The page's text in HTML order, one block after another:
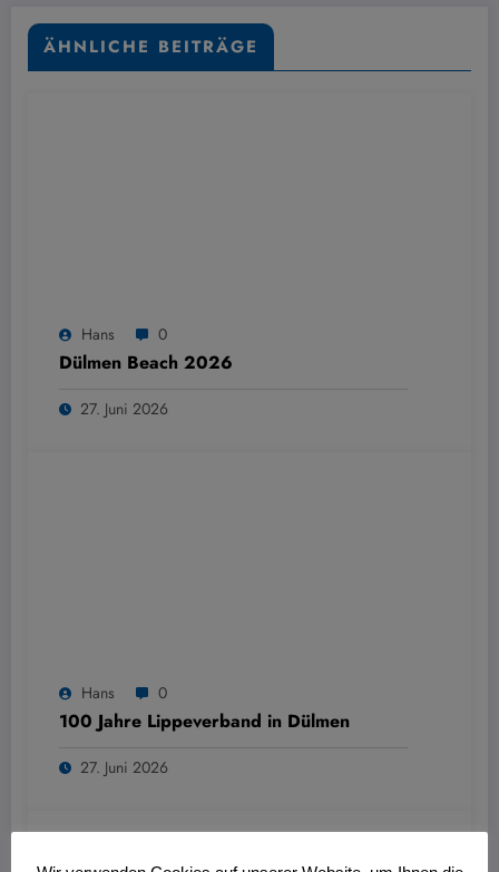
ÄHNLICHE BEITRÄGE
Hans 0
Dülmen Beach 2026
27. Juni 2026
Hans 0
100 Jahre Lippeverband in Dülmen
27. Juni 2026